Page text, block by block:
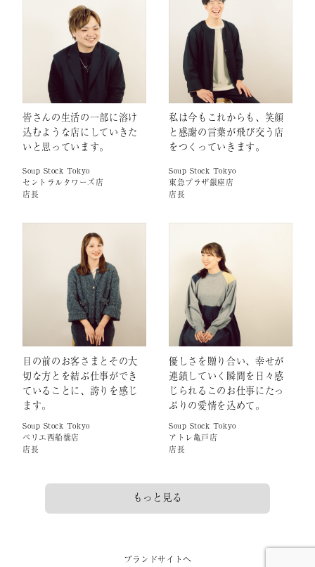
皆さんの生活の一部に溶け
込むような店にしていきた
いと思っています。
Soup Stock Tokyo
セントラルタワーズ店
店長
私は今もこれからも、笑顔
と感謝の言葉が飛び交う店
をつくっていきます。
Soup Stock Tokyo
東急プラザ銀座店
店長
目の前のお客さまとその大
切な方とを結ぶ仕事ができ
ていることに、誇りを感じ
ます。
Soup Stock Tokyo
ペリエ西船橋店
店長
優しさを贈り合い、幸せが
連鎖していく瞬間を日々感
じられるこのお仕事にたっ
ぷりの愛情を込めて。
Soup Stock Tokyo
アトレ亀戸店
店長
もっと見る
ブランドサイトへ